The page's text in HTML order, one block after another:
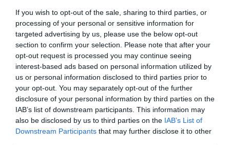
If you wish to opt-out of the sale, sharing to third parties, or
processing of your personal or sensitive information for
targeted advertising by us, please use the below opt-out
section to confirm your selection. Please note that after your
opt-out request is processed you may continue seeing
interest-based ads based on personal information utilized by
us or personal information disclosed to third parties prior to
your opt-out. You may separately opt-out of the further
disclosure of your personal information by third parties on the
IAB’s list of downstream participants. This information may
also be disclosed by us to third parties on the IAB’s List of
Downstream Participants that may further disclose it to other
όπως απαιτείται για την παραγωγή πυρηνικής
κεφαλής, αλλά πριν από τις επιθέσεις του
2025 διέθετε τις κατάλληλες εγκαταστάσεις,
δήλωσε ο Μπρούερ.
Επίσης, δεν είναι σαφές πόσο γρήγορα το
ιρανικό καθεστώς θα μπορούσε να
επαναλάβει και να ολοκληρώσει το έργο της
οπλοποίησης, το οποίο περιλαμβάνει τη
διαμόρφωση του πυρήνα της βόμβας και την